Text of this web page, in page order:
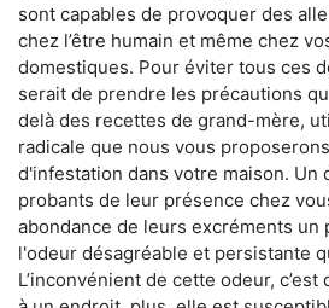
sont capables de provoquer des
chez l’être humain et même chez
domestiques. Pour éviter tous ces
serait de prendre les précautions
delà des recettes de grand-mère,
radicale que nous vous
d'infestation dans votre maison. Un
probants de leur présence chez
abondance de leurs excréments un
l'odeur désagréable et persistante
L’inconvénient de cette odeur,